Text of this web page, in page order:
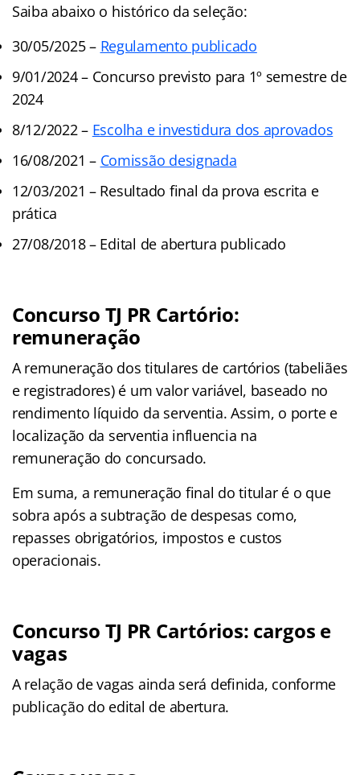
Saiba abaixo o histórico da seleção:
30/05/2025 – Regulamento publicado
9/01/2024 – Concurso previsto para 1º semestre de
2024
8/12/2022 – Escolha e investidura dos aprovados
16/08/2021 – Comissão designada
12/03/2021 – Resultado final da prova escrita e
prática
27/08/2018 – Edital de abertura publicado
Concurso TJ PR Cartório:
remuneração
A remuneração dos titulares de cartórios (tabeliães
e registradores) é um valor variável, baseado no
rendimento líquido da serventia. Assim, o porte e
localização da serventia influencia na
remuneração do concursado.
Em suma, a remuneração final do titular é o que
sobra após a subtração de despesas como,
repasses obrigatórios, impostos e custos
operacionais.
Concurso TJ PR Cartórios: cargos e
vagas
A relação de vagas ainda será definida, conforme
publicação do edital de abertura.